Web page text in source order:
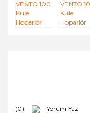
(0) Yorum Yaz